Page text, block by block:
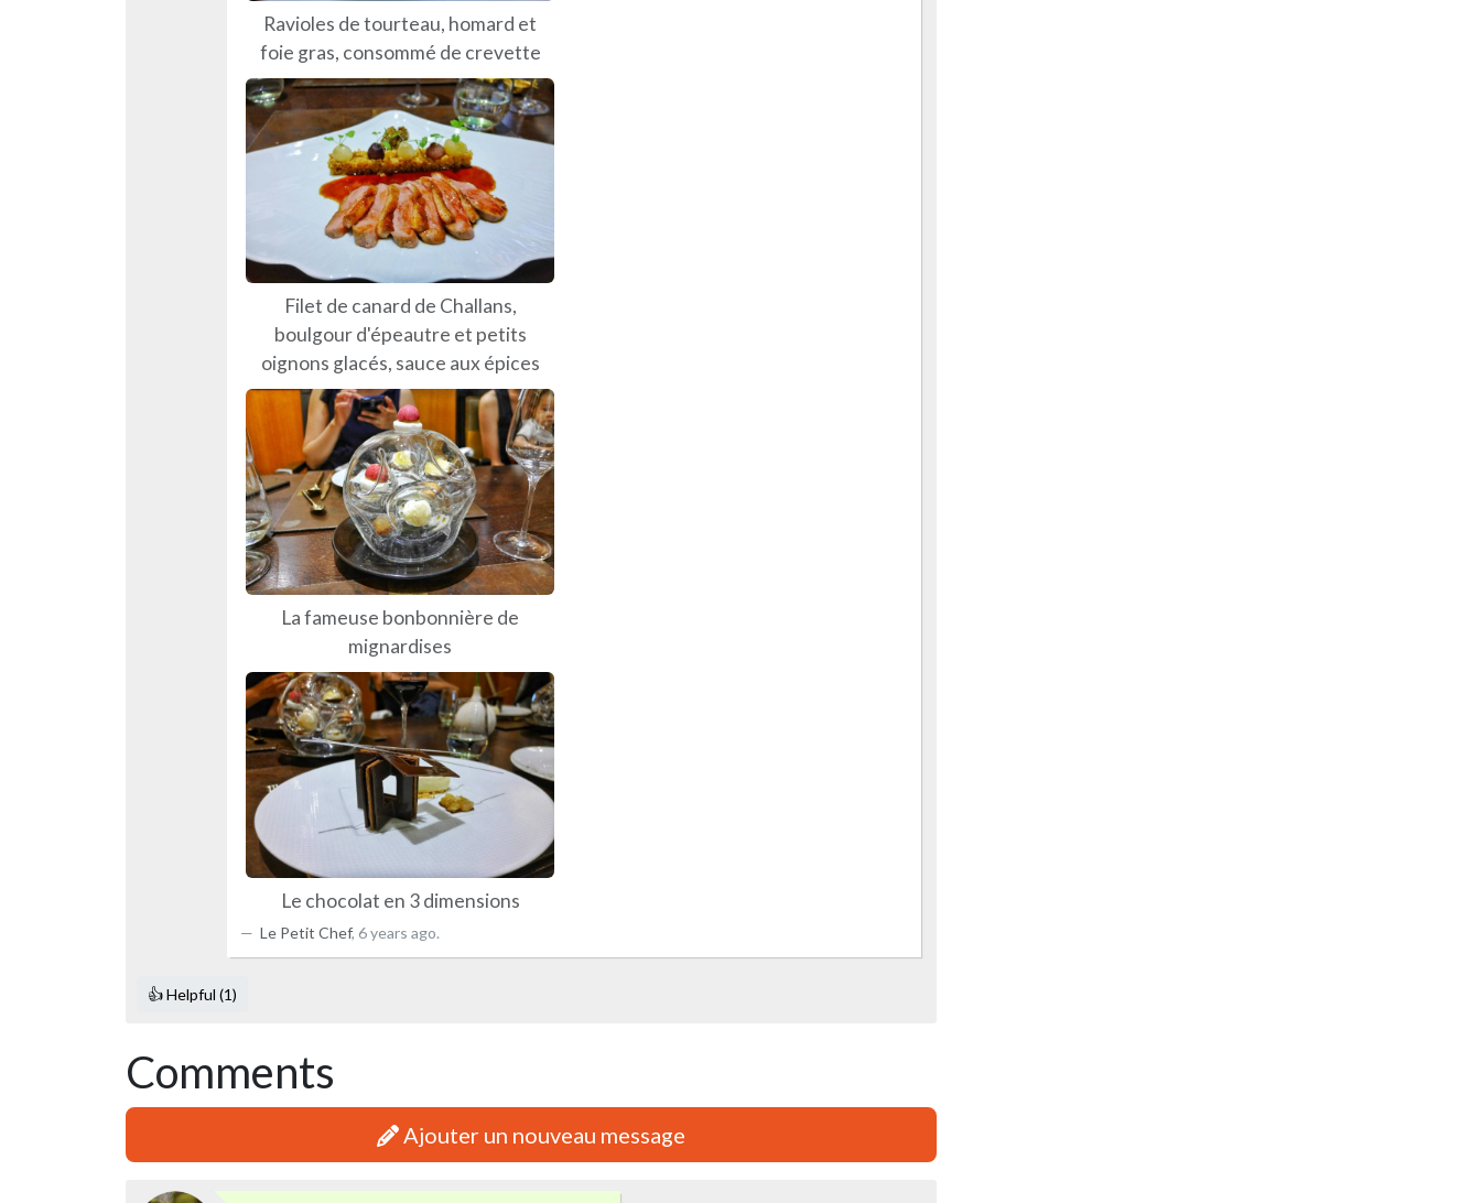
Ravioles de tourteau, homard et
foie gras, consommé de crevette
Filet de canard de Challans,
boulgour d'épeautre et petits
oignons glacés, sauce aux épices
La fameuse bonbonnière de
mignardises
Le chocolat en 3 dimensions
Le Petit Chef, 6 years ago.
👍 Helpful (1)
Comments
Ajouter un nouveau message